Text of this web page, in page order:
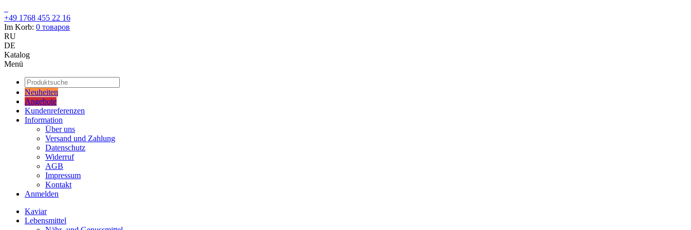
+49 1768 455 22 16
Im Korb: 0 товаров
RU
DE
Katalog
Menü
Neuheiten
Angebote
Kundenreferenzen
Information
Über uns
Versand und Zahlung
Datenschutz
Widerruf
AGB
Impressum
Kontakt
Anmelden
Kaviar
Lebensmittel